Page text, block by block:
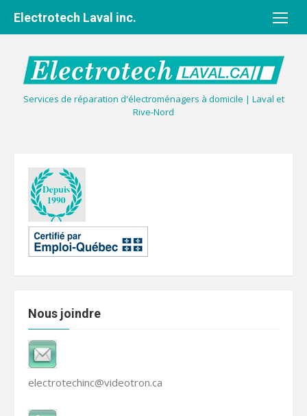
Services de réparation d'électroménagers à domicile | Laval et
Rive-Nord
Electrotech Laval inc.
Nous joindre
electrotechinc@videotron.ca